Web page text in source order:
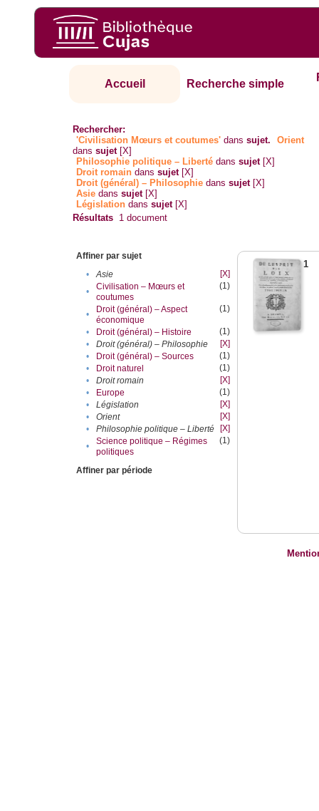
Accueil Recherche simple
Rechercher:
'Civilisation Mœurs et coutumes' danssujet.
Orient
danssujet [X]
Philosophie politique – Liberté danssujet [X]
Droit romain danssujet [X]
Droit (général) – Philosophie danssujet [X]
Asie danssujet [X]
Législation danssujet [X]
Résultats 1 document
Affiner par sujet
•
Asie
[X]
•
Civilisation – Mœurs et
coutumes
(1)
•
Droit (général) – Aspect
économique
(1)
• Droit (général) – Histoire
(1)
•
Droit (général) – Philosophie
[X]
•
Droit (général) – Sources
(1)
•
Droit naturel
(1)
•
Droit romain
[X]
•
Europe
(1)
•
Législation
[X]
•
Orient
[X]
•
Philosophie politique – Liberté
[X]
•
Science politique – Régimes
politiques
(1)
Affiner par période
1